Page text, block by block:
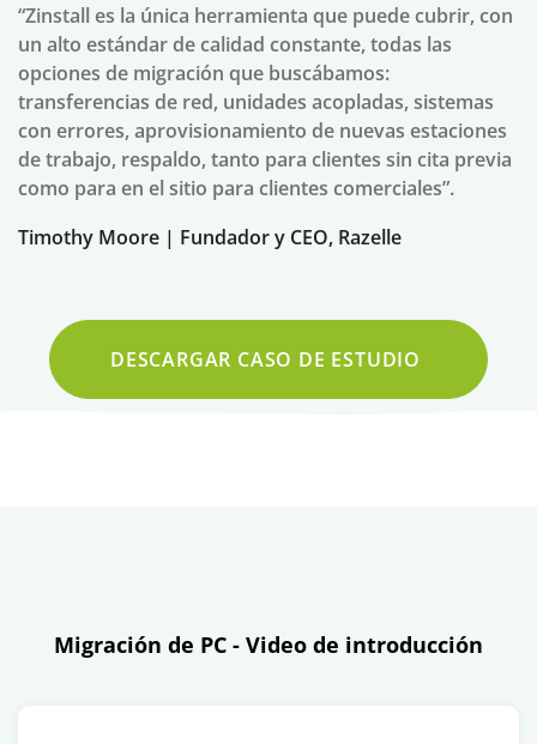
“Zinstall es la única herramienta que puede cubrir, con
un alto estándar de calidad constante, todas las
opciones de migración que buscábamos:
transferencias de red, unidades acopladas, sistemas
con errores, aprovisionamiento de nuevas estaciones
de trabajo, respaldo, tanto para clientes sin cita previa
como para en el sitio para clientes comerciales”.
Timothy Moore | Fundador y CEO, Razelle
DESCARGAR CASO DE ESTUDIO
Migración de PC - Video de introducción